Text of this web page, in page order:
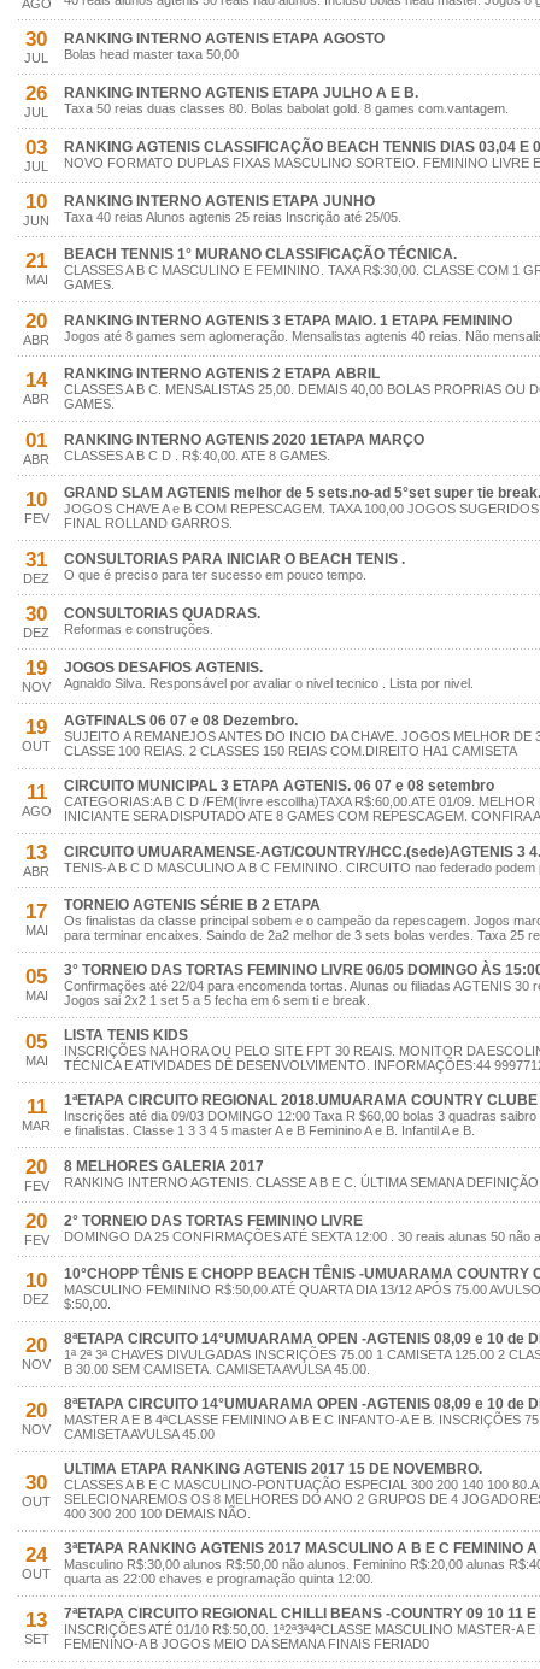
AGO
30
JUL
RANKING INTERNO AGTENIS ETAPA AGOSTO
Bolas head master taxa 50,00
26
JUL
RANKING INTERNO AGTENIS ETAPA JULHO A E B.
Taxa 50 reias duas classes 80. Bolas babolat gold. 8 games com.vantagem.
03
JUL
RANKING AGTENIS CLASSIFICAÇÃO BEACH TENNIS DIAS 03,04 E
NOVO FORMATO DUPLAS FIXAS MASCULINO SORTEIO. FEMININO LIVRE
10
JUN
RANKING INTERNO AGTENIS ETAPA JUNHO
Taxa 40 reias Alunos agtenis 25 reias Inscrição até 25/05.
21
MAI
BEACH TENNIS 1° MURANO CLASSIFICAÇÃO TÉCNICA.
CLASSES A B C MASCULINO E FEMININO. TAXA R$:30,00. CLASSE COM 1
GAMES.
20
ABR
RANKING INTERNO AGTENIS 3 ETAPA MAIO. 1 ETAPA FEMININO
Jogos até 8 games sem aglomeração. Mensalistas agtenis 40 reias. Não
14
ABR
RANKING INTERNO AGTENIS 2 ETAPA ABRIL
CLASSES A B C. MENSALISTAS 25,00. DEMAIS 40,00 BOLAS PROPRIAS OU
GAMES.
01
ABR
RANKING INTERNO AGTENIS 2020 1ETAPA MARÇO
CLASSES A B C D . R$:40,00. ATE 8 GAMES.
10
FEV
GRAND SLAM AGTENIS melhor de 5 sets.no-ad 5°set super tie break.
JOGOS CHAVE A e B COM REPESCAGEM. TAXA 100,00 JOGOS
FINAL ROLLAND GARROS.
31
DEZ
CONSULTORIAS PARA INICIAR O BEACH TENIS .
O que é preciso para ter sucesso em pouco tempo.
30
DEZ
CONSULTORIAS QUADRAS.
Reformas e construções.
19
NOV
JOGOS DESAFIOS AGTENIS.
Agnaldo Silva. Responsável por avaliar o nivel tecnico . Lista por nivel.
19
OUT
AGTFINALS 06 07 e 08 Dezembro.
SUJEITO A REMANEJOS ANTES DO INCIO DA CHAVE. JOGOS MELHOR DE
CLASSE 100 REIAS. 2 CLASSES 150 REIAS COM.DIREITO HA1 CAMISETA
11
AGO
CIRCUITO MUNICIPAL 3 ETAPA AGTENIS. 06 07 e 08 setembro
CATEGORIAS:A B C D /FEM(livre escollha)TAXA R$:60,00.ATE 01/09. MELHOR
INICIANTE SERA DISPUTADO ATE 8 GAMES COM REPESCAGEM. CONFIRA
13
ABR
CIRCUITO UMUARAMENSE-AGT/COUNTRY/HCC.(sede)AGTENIS 3
TENIS-A B C D MASCULINO A B C FEMININO. CIRCUITO nao federado
17
MAI
TORNEIO AGTENIS SÉRIE B 2 ETAPA
Os finalistas da classe principal sobem e o campeão da repescagem. Jogos
para terminar encaixes. Saindo de 2a2 melhor de 3 sets bolas verdes. Taxa 25
05
MAI
3° TORNEIO DAS TORTAS FEMININO LIVRE 06/05 DOMINGO ÀS
Confirmações até 22/04 para encomenda tortas. Alunas ou filiadas AGTENIS 30
Jogos sai 2x2 1 set 5 a 5 fecha em 6 sem ti e break.
05
MAI
LISTA TENIS KIDS
INSCRIÇÕES NA HORA OU PELO SITE FPT 30 REAIS. MONITOR DA
TÉCNICA E ATIVIDADES DÊ DESENVOLVIMENTO. INFORMAÇÕES:44
11
MAR
1ªETAPA CIRCUITO REGIONAL 2018.UMUARAMA COUNTRY
Inscrições até dia 09/03 DOMINGO 12:00 Taxa R $60,00 bolas 3 quadras
e finalistas. Classe 1 3 3 4 5 master A e B Feminino A e B. Infantil A e B.
20
FEV
8 MELHORES GALERIA 2017
RANKING INTERNO AGTENIS. CLASSE A B E C. ÚLTIMA SEMANA
20
FEV
2° TORNEIO DAS TORTAS FEMININO LIVRE
DOMINGO DA 25 CONFIRMAÇÕES ATÉ SEXTA 12:00 . 30 reais alunas 50 não
10
DEZ
10°CHOPP TÊNIS E CHOPP BEACH TÊNIS -UMUARAMA COUNTRY
MASCULINO FEMININO R$:50,00.ATÉ QUARTA DIA 13/12 APÓS 75.00
$:50,00.
20
NOV
8ªETAPA CIRCUITO 14°UMUARAMA OPEN -AGTENIS 08,09 e 10 de
1ª 2ª 3ª CHAVES DIVULGADAS INSCRIÇÕES 75.00 1 CAMISETA 125.00 2
B 30.00 SEM CAMISETA. CAMISETA AVULSA 45.00.
20
NOV
8ªETAPA CIRCUITO 14°UMUARAMA OPEN -AGTENIS 08,09 e 10 de
MASTER A E B 4ªCLASSE FEMININO A B E C INFANTO-A E B. INSCRIÇÕES
CAMISETA AVULSA 45.00
30
OUT
ULTIMA ETAPA RANKING AGTENIS 2017 15 DE NOVEMBRO.
CLASSES A B E C MASCULINO-PONTUAÇÃO ESPECIAL 300 200 140 100
SELECIONAREMOS OS 8 MELHORES DO ANO 2 GRUPOS DE 4
400 300 200 100 DEMAIS NÃO.
24
OUT
3ªETAPA RANKING AGTENIS 2017 MASCULINO A B E C FEMININO
Masculino R$:30,00 alunos R$:50,00 não alunos. Feminino R$:20,00 alunas
quarta as 22:00 chaves e programação quinta 12:00.
13
SET
7ªETAPA CIRCUITO REGIONAL CHILLI BEANS -COUNTRY 09 10 11 E
INSCRIÇÕES ATÉ 01/10 R$:50,00. 1ª2ª3ª4ªCLASSE MASCULINO MASTER-A
FEMENINO-A B JOGOS MEIO DA SEMANA FINAIS FERIAD0